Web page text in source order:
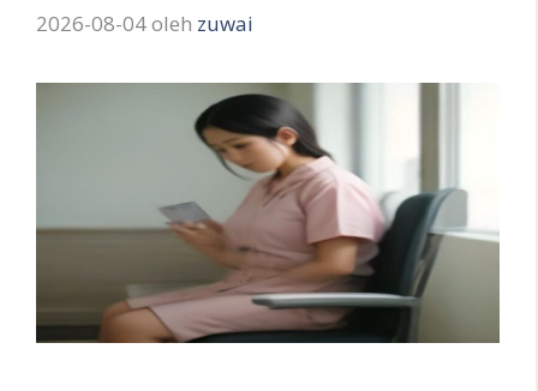
2026-08-04oleh zuwai